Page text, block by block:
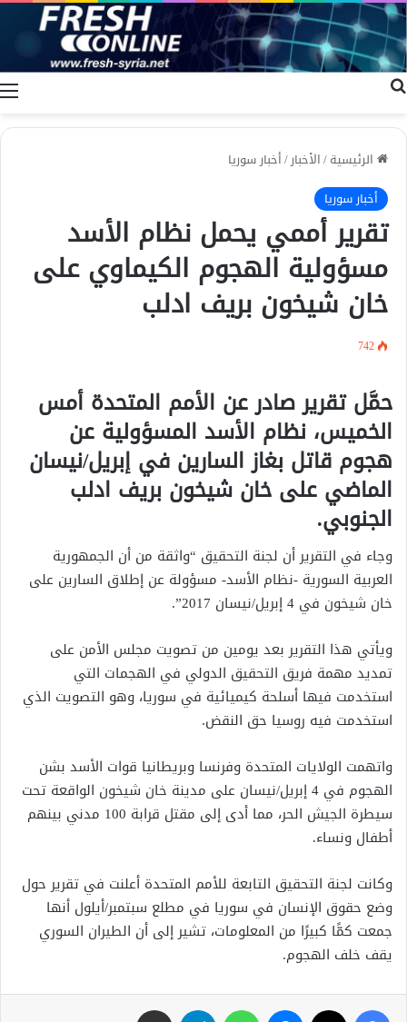
الرئيسية/الأخبار/أخبار سوريا
أخبار سوريا
تقرير أممي يحمل نظام الأسد
مسؤولية الهجوم الكيماوي على
خان شيخون بريف ادلب
742
حمَّل تقرير صادر عن الأمم المتحدة أمس
الخميس، نظام الأسد المسؤولية عن
هجوم قاتل بغاز السارين في إبريل/نيسان
الماضي على خان شيخون بريف ادلب
الجنوبي.
وجاء في التقرير أن لجنة التحقيق “واثقة من أن الجمهورية
العربية السورية -نظام الأسد- مسؤولة عن إطلاق السارين على
خان شيخون في 4 إبريل/نيسان 2017”.
ويأتي هذا التقرير بعد يومين من تصويت مجلس الأمن على
تمديد مهمة فريق التحقيق الدولي في الهجمات التي
استخدمت فيها أسلحة كيميائية في سوريا، وهو التصويت الذي
استخدمت فيه روسيا حق النقض.
واتهمت الولايات المتحدة وفرنسا وبريطانيا قوات الأسد بشن
الهجوم في 4 إبريل/نيسان على مدينة خان شيخون الواقعة تحت
سيطرة الجيش الحر، مما أدى إلى مقتل قرابة 100 مدني بينهم
أطفال ونساء.
وكانت لجنة التحقيق التابعة للأمم المتحدة أعلنت في تقرير حول
وضع حقوق الإنسان في سوريا في مطلع سبتمبر/أيلول أنها
جمعت كمًّا كبيرًا من المعلومات، تشير إلى أن الطيران السوري
يقف خلف الهجوم.
فيسبوك ماسنجر واتساب تيلقرام